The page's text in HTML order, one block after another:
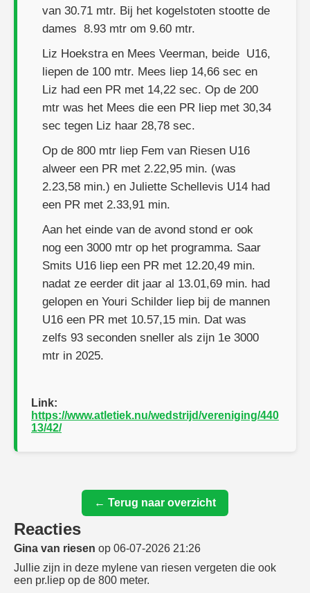
van 30.71 mtr. Bij het kogelstoten stootte de
dames 8.93 mtr om 9.60 mtr.
Liz Hoekstra en Mees Veerman, beide U16,
liepen de 100 mtr. Mees liep 14,66 sec en
Liz had een PR met 14,22 sec. Op de 200
mtr was het Mees die een PR liep met 30,34
sec tegen Liz haar 28,78 sec.
Op de 800 mtr liep Fem van Riesen U16
alweer een PR met 2.22,95 min. (was
2.23,58 min.) en Juliette Schellevis U14 had
een PR met 2.33,91 min.
Aan het einde van de avond stond er ook
nog een 3000 mtr op het programma. Saar
Smits U16 liep een PR met 12.20,49 min.
nadat ze eerder dit jaar al 13.01,69 min. had
gelopen en Youri Schilder liep bij de mannen
U16 een PR met 10.57,15 min. Dat was
zelfs 93 seconden sneller als zijn 1e 3000
mtr in 2025.
Link:
https://www.atletiek.nu/wedstrijd/vereniging/440
13/42/
← Terug naar overzicht
Reacties
Gina van riesen op 06-07-2026 21:26
Jullie zijn in deze mylene van riesen vergeten die ook
een pr.liep op de 800 meter.